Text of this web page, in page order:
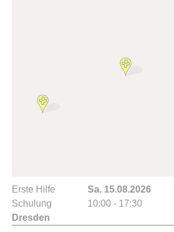
Erste Hilfe
Schulung
Dresden
Sa. 15.08.2026
10:00 - 17:30